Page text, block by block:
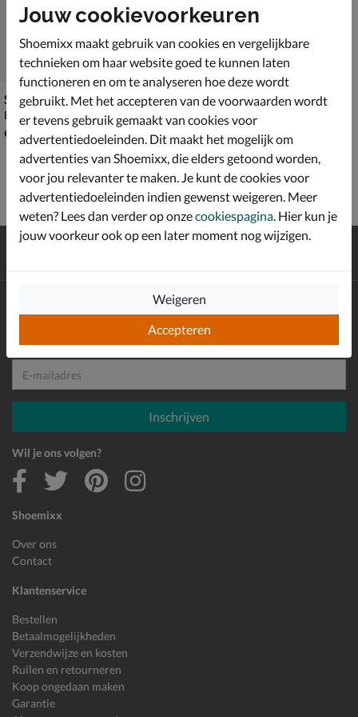
Shoesme
Babyschoenen - goud
€ 64,99
64
Gratisverzending en retour*
Shoemixx
Over ons
Contact
Klantenservice
Bestellen
Betaalmogelijkheden
Verzendwijze en kosten
Ruilen en retourneren
Koop ongedaan maken
Garantie
Schrijf je in voor de Shoemixx nieuwsbrief en ontvang €10,-
E-mailadres
Inschrijven
Wil je ons volgen?
Jouw cookievoorkeuren
Shoemixx maakt gebruik van cookies en vergelijkbare
technieken om haar website goed te kunnen laten
functioneren en om te analyseren hoe deze wordt
gebruikt. Met het accepteren van de voorwaarden wordt
er tevens gebruik gemaakt van cookies voor
advertentiedoeleinden. Dit maakt het mogelijk om
advertenties van Shoemixx, die elders getoond worden,
voor jou relevanter te maken. Je kunt de cookies voor
advertentiedoeleinden indien gewenst weigeren. Meer
weten? Lees dan verder op onzecookiespagina. Hier kun je
jouw voorkeur ook op een later moment nog wijzigen.
Accepteren
Weigeren